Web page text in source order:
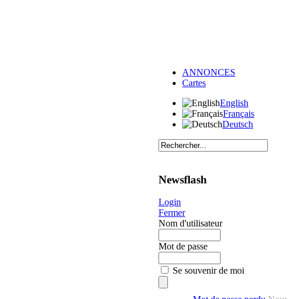
ANNONCES
Cartes
English
Français
Deutsch
Newsflash
Login
Fermer
Nom d'utilisateur
Mot de passe
Se souvenir de moi